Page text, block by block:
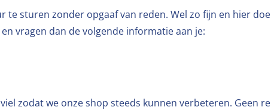
te sturen zonder opgaaf van reden. Wel zo fijn en hier
vragen dan de volgende informatie aan je:
zodat we onze shop steeds kunnen verbeteren. Geen